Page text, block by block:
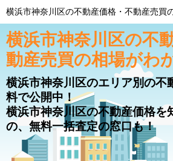
横浜市神奈川区の不動産価格・不動産売買
横浜市神奈川区の不
動産売買の相場がわ
横浜市神奈川区のエリア別の不
料で公開中！
横浜市神奈川区の不動産価格を
の、無料一括査定の窓口も！